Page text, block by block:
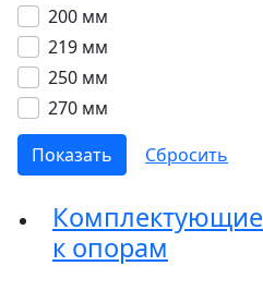
200 мм
219 мм
250 мм
270 мм
Комплектующие
к опорам